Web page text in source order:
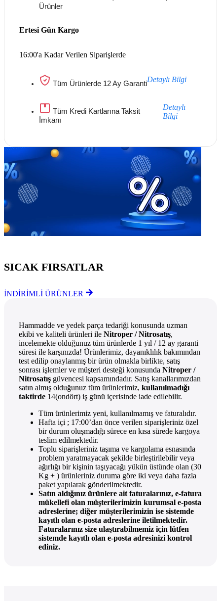
Ürünler
16:00'a Kadar Verilen Siparişlerde
Ertesi Gün Kargo
Tüm Ürünlerde 12 Ay GarantiDetaylı Bilgi
Tüm Kredi Kartlarına Taksit
İmkanı
Detaylı
Bilgi
SICAK FIRSATLAR
İNDİRİMLİ ÜRÜNLER
Hammadde ve yedek parça tedariği konusunda uzman
ekibi ve kaliteli ürünleri ile Nitroper / Nitrosatış,
incelemekte olduğunuz tüm ürünlerde 1 yıl / 12 ay garanti
süresi ile karşınızda! Ürünlerimiz, dayanıklılık bakımından
test edilip onaylanmış bir ürün olmakla birlikte, satış
sonrası işlemler ve müşteri desteği konusunda Nitroper /
Nitrosatış güvencesi kapsamındadır. Satış kanallarımızdan
satın almış olduğunuz tüm ürünlerimiz, kullanılmadığı
taktirde 14(ondört) iş günü içerisinde iade edilebilir.
Tüm ürünlerimiz yeni, kullanılmamış ve faturalıdır.
Hafta içi ; 17:00’dan önce verilen siparişleriniz özel
bir durum oluşmadığı sürece en kısa sürede kargoya
teslim edilmektedir.
Toplu siparişleriniz taşıma ve kargolama esnasında
problem yaratmayacak şekilde birleştirilebilir veya
ağırlığı bir kişinin taşıyacağı yükün üstünde olan (30
Kg + ) ürünleriniz duruma göre iki veya daha fazla
paket yapılarak gönderilmektedir.
Satın aldığınız ürünlere ait faturalarınız, e-fatura
mükellefi olan müşterilerimizin kurumsal e-posta
adreslerine; diğer müşterilerimizin ise sistemde
kayıtlı olan e-posta adreslerine iletilmektedir.
Faturalarınız size ulaştırabilmemiz için lütfen
sistemde kayıtlı olan e-posta adresinizi kontrol
ediniz.